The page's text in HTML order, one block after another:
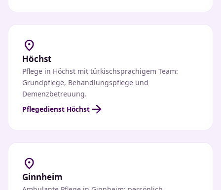
location_on
Höchst
Pflege in Höchst mit türkischsprachigem Team:
Grundpflege, Behandlungspflege und
Demenzbetreuung.
Pflegedienst Höchst arrow_forward
location_on
Ginnheim